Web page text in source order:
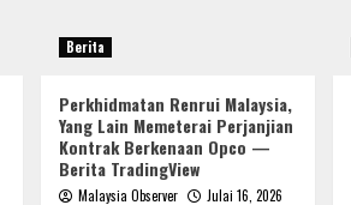
Berita
Perkhidmatan Renrui Malaysia,
Yang Lain Memeterai Perjanjian
Kontrak Berkenaan Opco —
Berita TradingView
Malaysia Observer Julai 16, 2026